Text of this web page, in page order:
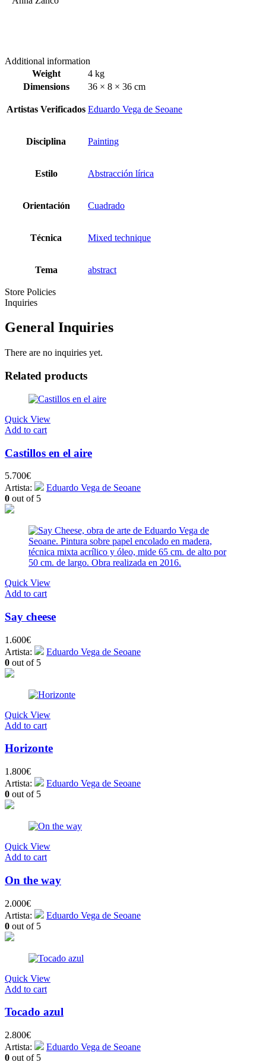
Additional information
Weight
4 kg
Dimensions
36 × 8 × 36 cm
Artistas Verificados Eduardo Vega de Seoane
Disciplina Painting
Estilo Abstracción lírica
Orientación Cuadrado
Técnica Mixed technique
Tema abstract
Store Policies
Inquiries
General Inquiries
There are no inquiries yet.
Related products
Quick View
Add to cart
Castillos en el aire
5.700€
Artista:
Eduardo Vega de Seoane
0 out of 5
Quick View
Add to cart
Say cheese
1.600€
Artista:
Eduardo Vega de Seoane
0 out of 5
Quick View
Add to cart
Horizonte
1.800€
Artista:
Eduardo Vega de Seoane
0 out of 5
Quick View
Add to cart
On the way
2.000€
Artista:
Eduardo Vega de Seoane
0 out of 5
Quick View
Add to cart
Tocado azul
2.800€
Artista:
Eduardo Vega de Seoane
0 out of 5